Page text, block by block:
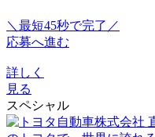
＼最短45秒で完了／
応募へ進む
詳しく
見る
スペシャル